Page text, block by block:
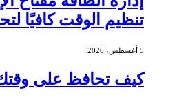
تنظيم الوقت كافيًا
5 أغسطس، 2026
كيف تحافظ على وقتك